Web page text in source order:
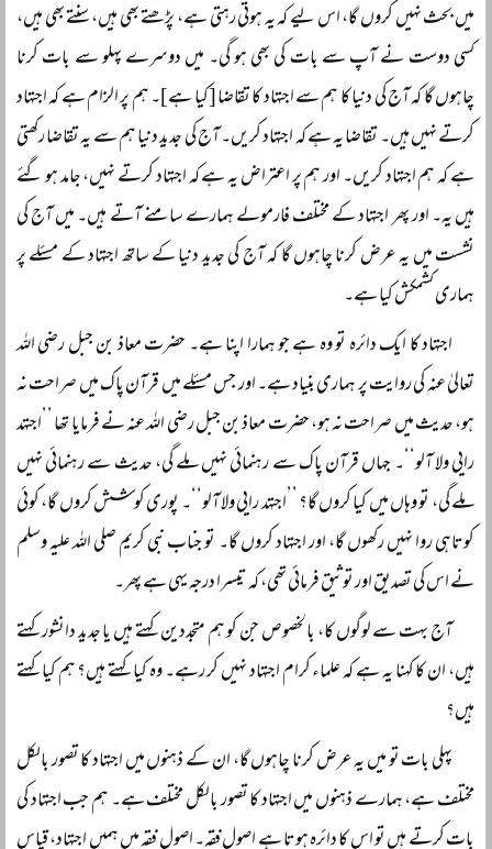
میں بحث نہیں کروں گا، اس لیے کہ یہ ہوتی رہتی ہے، پڑھتے بھی ہیں، سنتے بھی ہیں،
کسی دوست نے آپ سے بات کی بھی ہو گی۔ میں دوسرے پہلو سے بات کرنا
چاہوں گا کہ آج کی دنیا کا ہم سے اجتہاد کا تقاضا [کیا ہے]۔ ہم پر الزام ہے کہ اجتہاد
کرتے نہیں ہیں۔ تقاضا یہ ہے کہ اجتہاد کریں۔ آج کی جدید دنیا ہم سے یہ تقاضا رکھتی
ہے کہ ہم اجتہاد کریں۔ اور ہم پر اعتراض یہ ہے کہ اجتہاد کرتے نہیں، جامد ہو گئے
ہیں یہ۔ اور پھر اجتہاد کے مختلف فارمولے ہمارے سامنے آتے ہیں۔ میں آج کی
نشست میں یہ عرض کرنا چاہوں گا کہ آج کی جدید دنیا کے ساتھ اجتہاد کے مسئلے پر
ہماری کشمکش کیا ہے۔
اجتہاد کا ایک دائرہ تو وہ ہے جو ہمارا اپنا ہے۔ حضرت معاذ بن جبل رضی اللہ
تعالیٰ عنہ کی روایت پر ہماری بنیاد ہے۔ اور جس مسئلے میں قرآن پاک میں صراحت نہ
ہو، حدیث میں صراحت نہ ہو، حضرت معاذ بن جبل رضی اللہ عنہ نے فرمایا تھا ’’اجتہد
رایی ولا آلو‘‘۔ جہاں قرآن پاک سے رہنمائی نہیں ملے گی، حدیث سے رہنمائی نہیں
ملے گی، تو وہاں میں کیا کروں گا؟ ’’اجتہد رایی ولا آلو‘‘۔ پوری کوشش کروں گا، کوئی
کوتاہی روا نہیں رکھوں گا، اور اجتہاد کروں گا۔ تو جناب نبی کریم صلی اللہ علیہ وسلم
نے اس کی تصدیق اور توثیق فرمائی تھی، کہ تیسرا درجہ یہی ہے پھر۔
آج بہت سے لوگوں کا، بالخصوص جن کو ہم متجددین کہتے ہیں یا جدید دانشور کہتے
ہیں، ان کا کہنا یہ ہے کہ علماء کرام اجتہاد نہیں کر رہے۔ وہ کیا کہتے ہیں؟ ہم کیا کہتے
ہیں؟
پہلی بات تو میں یہ عرض کرنا چاہوں گا، ان کے ذہنوں میں اجتہاد کا تصور بالکل
مختلف ہے، ہمارے ذہنوں میں اجتہاد کا تصور بالکل مختلف ہے۔ ہم جب اجتہاد کی
بات کرتے ہیں تو اس کا دائرہ ہوتا ہے اصولِ فقہ۔ اصولِ فقہ میں ہمیں اجتہاد، قیاس